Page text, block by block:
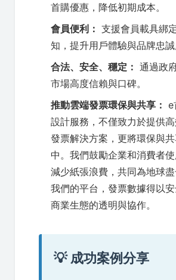
首購優惠，降低初期成本。
會員便利： 支援會員載具綁
知，提升用戶體驗與品牌忠誠
合法、安全、穩定： 通過政
市場高度信賴與口碑。
推動雲端發票環保與共享： e
設計服務，不僅致力於提供
發票解決方案，更將環保與
中。我們鼓勵企業和消費者使
減少紙張浪費，共同為地球
我們的平台，發票數據得以
商業生態的透明與協作。
💡 成功案例分享